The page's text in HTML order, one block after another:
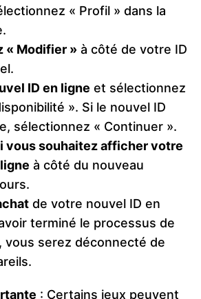
« Profil » dans la
« Modifier » à côté de votre ID
ID en ligne et sélectionnez
». Si le nouvel ID
sélectionnez « Continuer ».
vous souhaitez afficher votre
à côté du nouveau
de votre nouvel ID en
terminé le processus de
vous serez déconnecté de
: Certains jeux peuvent